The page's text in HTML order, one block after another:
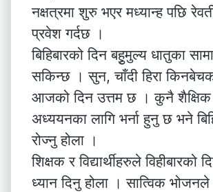
नक्षत्रमा शुरु भएर मध्यान्ह पछि
प्रवेश गर्दछ ।
बिहिबारको दिन बहुृमुल्य धातुका
सकिन्छ । सुन, चाँदी हिरा
आजको दिन उत्तम छ । कुनै शैक्षिक
अध्ययनका लागि भर्ना हुनु छ भने
रोज्नु होला ।
शिक्षक र विद्यार्थीहरुले विहीबारको
ध्यान दिनु होला । सात्विक